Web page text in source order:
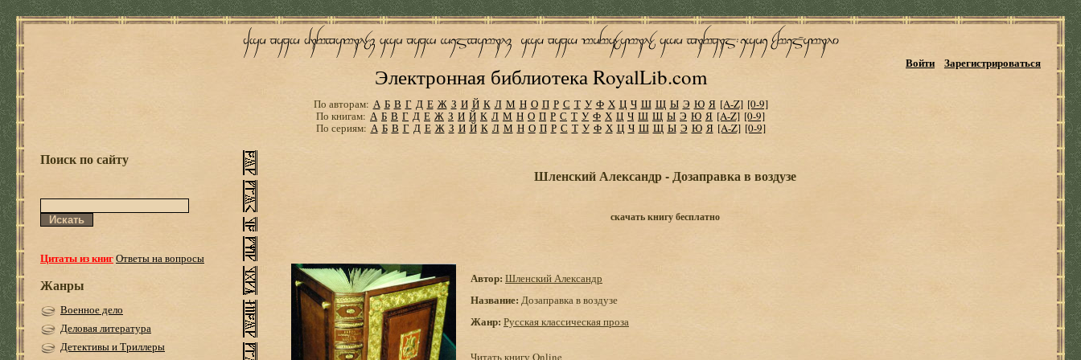
Электронная библиотека RoyalLib.com
Войти Зарегистрироваться
По авторам: А Б В Г Д Е Ж З И Й К Л М Н О П Р С Т У Ф Х Ц Ч Ш Щ Ы Э Ю Я [A-Z] [0-9]
По книгам: А Б В Г Д Е Ж З И Й К Л М Н О П Р С Т У Ф Х Ц Ч Ш Щ Ы Э Ю Я [A-Z] [0-9]
По сериям: А Б В Г Д Е Ж З И Й К Л М Н О П Р С Т У Ф Х Ц Ч Ш Щ Ы Э Ю Я [A-Z] [0-9]
Поиск по сайту
Цитаты из книгОтветы на вопросы
Жанры
Военное дело
Деловая литература
Детективы и Триллеры
Шленский Александр - Дозаправка в воздузе
скачать книгу бесплатно
Автор: Шленский Александр
Название: Дозаправка в воздузе
Жанр: Русская классическая проза
Читать книгу Online